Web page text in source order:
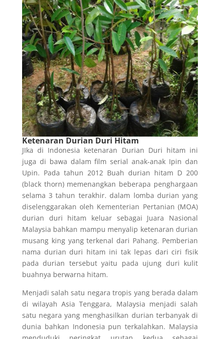
Ketenaran Durian Duri Hitam
JIka di Indonesia ketenaran Durian Duri hitam ini
juga di bawa dalam film serial anak-anak Ipin dan
Upin. Pada tahun 2012 Buah durian hitam D 200
(black thorn) memenangkan beberapa penghargaan
selama 3 tahun terakhir. dalam lomba durian yang
diselenggarakan oleh Kementerian Pertanian (MOA)
durian duri hitam keluar sebagai Juara Nasional
Malaysia bahkan mampu menyalip ketenaran durian
musang king yang terkenal dari Pahang. Pemberian
nama durian duri hitam ini tak lepas dari ciri fisik
pada durian tersebut yaitu pada ujung duri kulit
buahnya berwarna hitam.
Menjadi salah satu negara tropis yang berada dalam
di wilayah Asia Tenggara, Malaysia menjadi salah
satu negara yang menghasilkan durian terbanyak di
dunia bahkan Indonesia pun terkalahkan. Malaysia